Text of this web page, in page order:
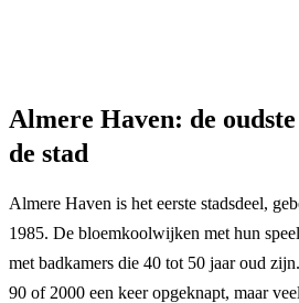
Almere Haven: de
de stad
Almere Haven is het eerste stadsdeel,
1985. De bloemkoolwijken met hun
met badkamers die 40 tot 50 jaar oud
90 of 2000 een keer opgeknapt, maar